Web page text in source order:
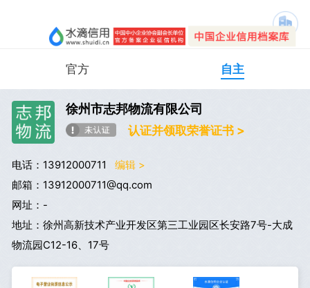
官方 自主
徐州市志邦物流有限公司
认证并领取荣誉证书 >
电话：13912000711
编辑 >
邮箱：13912000711@qq.com
网址：-
地址：徐州高新技术产业开发区第三工业园区长安路7号-大成
物流园C12-16、17号